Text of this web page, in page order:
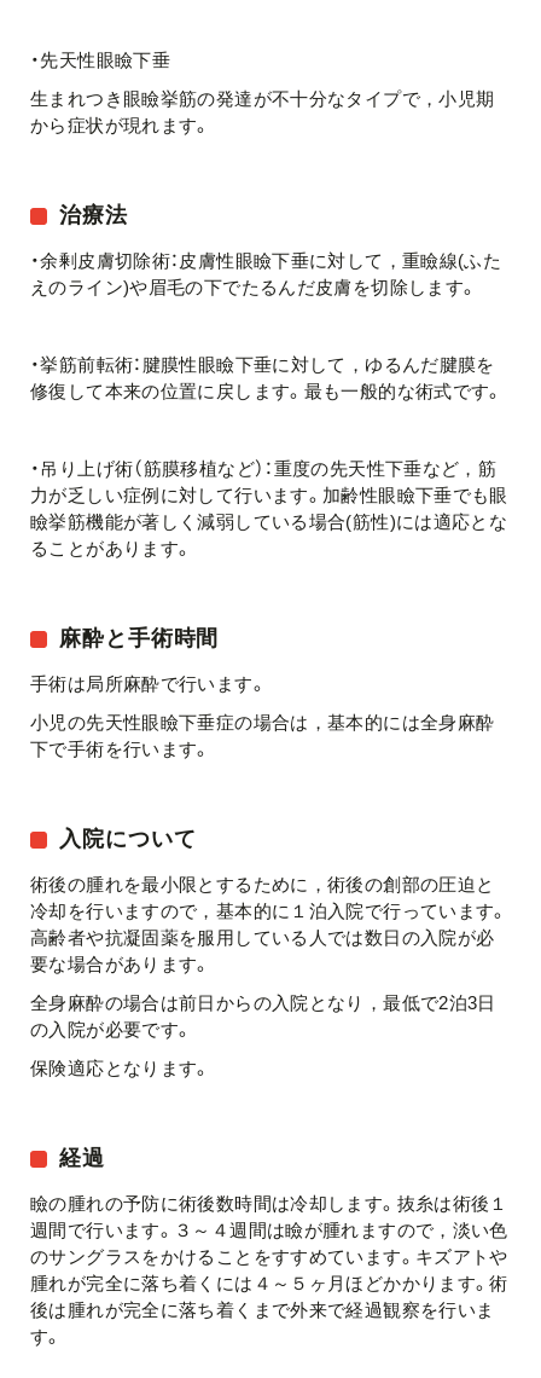
・先天性眼瞼下垂
生まれつき眼瞼挙筋の発達が不十分なタイプで，小児期
から症状が現れます。
治療法
・余剰皮膚切除術：皮膚性眼瞼下垂に対して，重瞼線(ふた
えのライン)や眉毛の下でたるんだ皮膚を切除します。
・挙筋前転術：腱膜性眼瞼下垂に対して，ゆるんだ腱膜を
修復して本来の位置に戻します。最も一般的な術式です。
・吊り上げ術（筋膜移植など）：重度の先天性下垂など，筋
力が乏しい症例に対して行います。加齢性眼瞼下垂でも眼
瞼挙筋機能が著しく減弱している場合(筋性)には適応とな
ることがあります。
麻酔と手術時間
手術は局所麻酔で行います。
小児の先天性眼瞼下垂症の場合は，基本的には全身麻酔
下で手術を行います。
入院について
術後の腫れを最小限とするために，術後の創部の圧迫と
冷却を行いますので，基本的に１泊入院で行っています。
高齢者や抗凝固薬を服用している人では数日の入院が必
要な場合があります。
全身麻酔の場合は前日からの入院となり，最低で2泊3日
の入院が必要です。
保険適応となります。
経過
瞼の腫れの予防に術後数時間は冷却します。抜糸は術後１
週間で行います。３～４週間は瞼が腫れますので，淡い色
のサングラスをかけることをすすめています。キズアトや
腫れが完全に落ち着くには４～５ヶ月ほどかかります。術
後は腫れが完全に落ち着くまで外来で経過観察を行いま
す。